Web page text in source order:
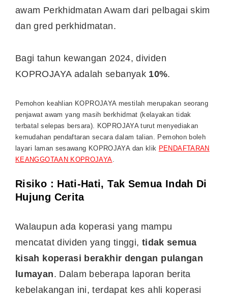
awam Perkhidmatan Awam dari pelbagai skim
dan gred perkhidmatan.
Bagi tahun kewangan 2024, dividen
KOPROJAYA adalah sebanyak 10%.
Pemohon keahlian KOPROJAYA mestilah merupakan seorang
penjawat awam yang masih berkhidmat (kelayakan tidak
terbatal selepas bersara). KOPROJAYA turut menyediakan
kemudahan pendaftaran secara dalam talian. Pemohon boleh
layari laman sesawang KOPROJAYA dan klik PENDAFTARAN
KEANGGOTAAN KOPROJAYA.
Risiko : Hati-Hati, Tak Semua Indah Di
Hujung Cerita
Walaupun ada koperasi yang mampu
mencatat dividen yang tinggi, tidak semua
kisah koperasi berakhir dengan pulangan
lumayan. Dalam beberapa laporan berita
kebelakangan ini, terdapat kes ahli koperasi